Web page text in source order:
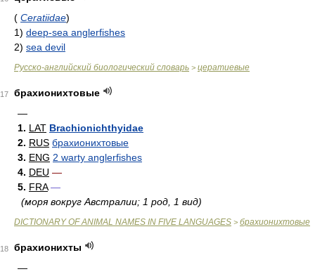
( Ceratiidae)
1) deep-sea anglerfishes
2) sea devil
Русско-английский биологический словарь > цератиевые
17
брахионихтовые
—
1. LAT Brachionichthyidae
2. RUS брахионихтовые
3. ENG 2 warty anglerfishes
4. DEU —
5. FRA —
(моря вокруг Австралии; 1 род, 1 вид)
DICTIONARY OF ANIMAL NAMES IN FIVE LANGUAGES > брахионихтовые
18
брахионихты
—